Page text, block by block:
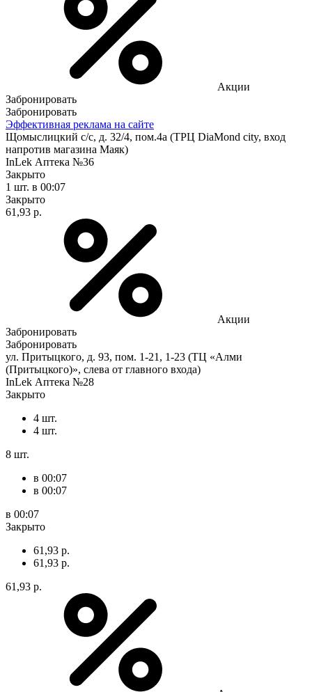
Акции
Забронировать
Забронировать
Эффективная реклама на сайте
Щомыслицкий с/с, д. 32/4, пом.4а (ТРЦ DiaMond city, вход
напротив магазина Маяк)
InLek Аптека №36
Закрыто
1 шт. в 00:07
Закрыто
61,93 р.
Акции
Забронировать
Забронировать
ул. Притыцкого, д. 93, пом. 1-21, 1-23 (ТЦ «Алми
(Притыцкого)», слева от главного входа)
InLek Аптека №28
Закрыто
4 шт.
4 шт.
8 шт.
в 00:07
в 00:07
в 00:07
Закрыто
61,93 р.
61,93 р.
61,93 р.